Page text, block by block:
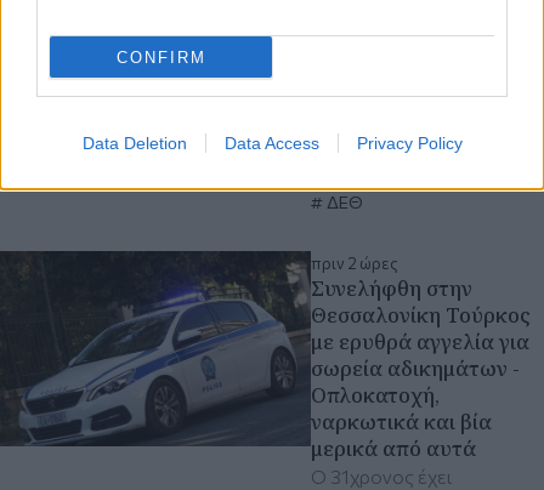
CONFIRM
Data Deletion Data Access Privacy Policy
Σεπτεμβρίου
Αλέξης Τσίπρας
ΕΛΑΣ - Ελληνική Αριστερή
ΔΕΘ
πριν 2 ώρες
Συνελήφθη στην
Θεσσαλονίκη Τούρκος
με ερυθρά αγγελία για
σωρεία αδικημάτων -
Οπλοκατοχή,
ναρκωτικά και βία
μερικά από αυτά
Ο 31χρονος έχει